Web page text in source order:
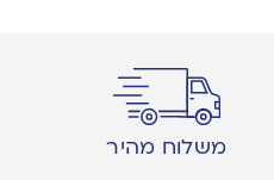
משלוח מהיר